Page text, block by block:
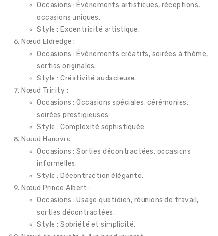
Occasions : Événements artistiques, réceptions,
occasions uniques.
Style : Excentricité artistique.
Nœud Eldredge :
Occasions : Événements créatifs, soirées à thème,
sorties originales.
Style : Créativité audacieuse.
Nœud Trinity :
Occasions : Occasions spéciales, cérémonies,
soirées prestigieuses.
Style : Complexité sophistiquée.
Nœud Hanovre :
Occasions : Sorties décontractées, occasions
informelles.
Style : Décontraction élégante.
Nœud Prince Albert :
Occasions : Usage quotidien, réunions de travail,
sorties décontractées.
Style : Sobriété et simplicité.